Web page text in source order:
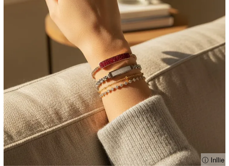
ⓘ Inllie